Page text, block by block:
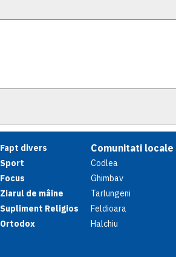
Fapt divers
Sport
Focus
Ziarul de mâine
Supliment Religios
Ortodox
Comunitati locale
Codlea
Ghimbav
Tarlungeni
Feldioara
Halchiu